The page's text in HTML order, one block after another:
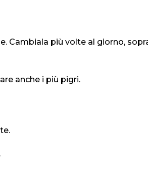
Cambiala più volte al giorno,
anche i più pigri.